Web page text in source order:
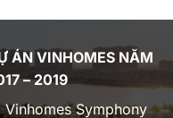
ÁN VINHOMES NĂM
– 2019
Vinhomes Symphony